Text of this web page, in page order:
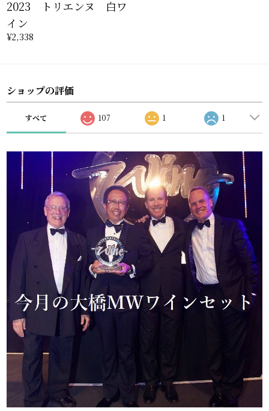
2023 トリエンヌ 白ワ
イン
¥2,338
ショップの評価
すべて 107 1 1